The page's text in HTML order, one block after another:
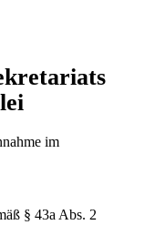
im
§ 43a Abs. 2